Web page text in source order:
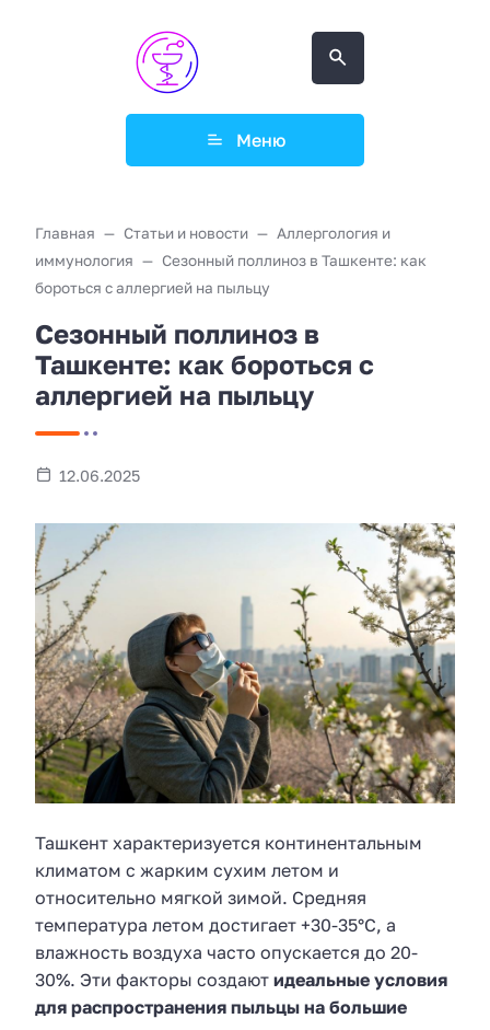
Меню
Главная Статьи и новости
Аллергология и
иммунология
Сезонный поллиноз в Ташкенте: как
бороться с аллергией на пыльцу
Сезонный поллиноз в
Ташкенте: как бороться с
аллергией на пыльцу
12.06.2025
Ташкент характеризуется континентальным
климатом с жарким сухим летом и
относительно мягкой зимой. Средняя
температура летом достигает +30-35°C, а
влажность воздуха часто опускается до 20-
30%. Эти факторы создают идеальные условия
для распространения пыльцы на большие